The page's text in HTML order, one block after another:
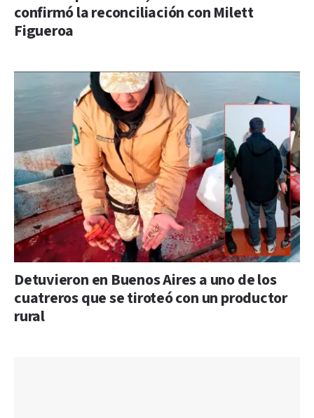
confirmó la reconciliación con Milett
Figueroa
Detuvieron en Buenos Aires a uno de los
cuatreros que se tiroteó con un productor
rural